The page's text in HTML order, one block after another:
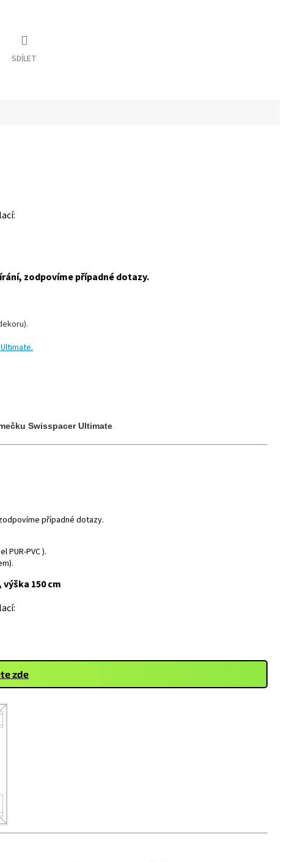
SDÍLET
zodpovíme případné dotazy.
Swisspacer Ultimate
případné dotazy.
PVC ).
150 cm
zde